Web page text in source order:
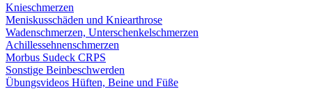
Knieschmerzen
Meniskusschäden und Kniearthrose
Wadenschmerzen, Unterschenkelschmerzen
Achillessehnenschmerzen
Morbus Sudeck CRPS
Sonstige Beinbeschwerden
Übungsvideos Hüften, Beine und Füße